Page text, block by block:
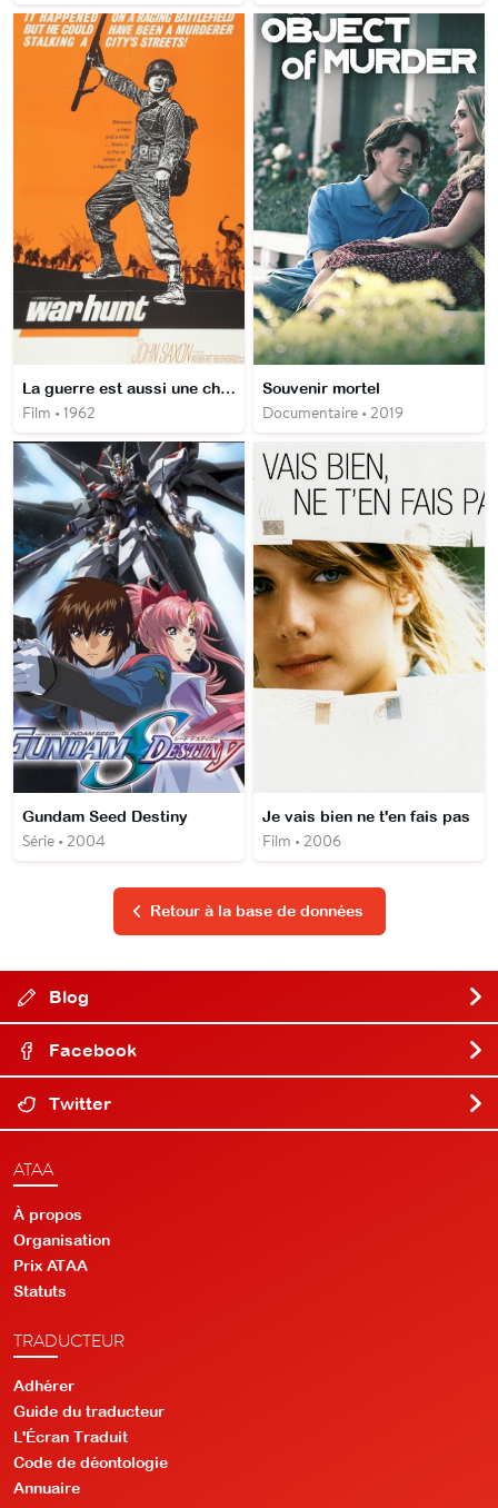
La guerre est aussi une chasse
Film • 1962
Souvenir mortel
Documentaire • 2019
Gundam Seed Destiny
Série • 2004
Je vais bien ne t'en fais pas
Film • 2006
Retour à la base de données
Blog
Facebook
Twitter
ATAA
À propos
Organisation
Prix ATAA
Statuts
TRADUCTEUR
Adhérer
Guide du traducteur
L'Écran Traduit
Code de déontologie
Annuaire